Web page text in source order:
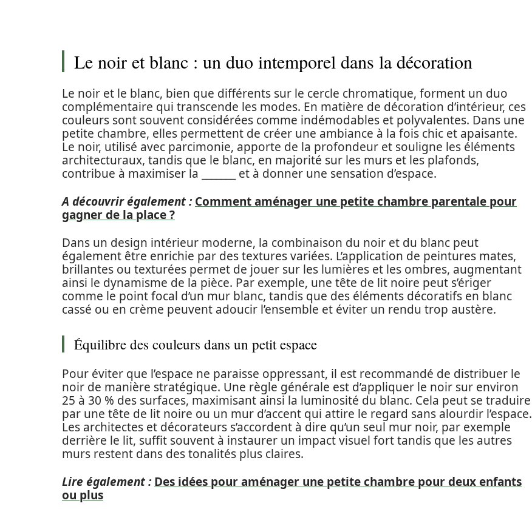
Le noir et blanc : un duo intemporel dans la décoration
Le noir et le blanc, bien que différents sur le cercle chromatique, forment un duo
complémentaire qui transcende les modes. En matière de décoration d’intérieur, ces
couleurs sont souvent considérées comme indémodables et polyvalentes. Dans une
petite chambre, elles permettent de créer une ambiance à la fois chic et apaisante.
Le noir, utilisé avec parcimonie, apporte de la profondeur et souligne les éléments
architecturaux, tandis que le blanc, en majorité sur les murs et les plafonds,
contribue à maximiser la _______ et à donner une sensation d’espace.
A découvrir également : Comment aménager une petite chambre parentale pour
gagner de la place ?
Dans un design intérieur moderne, la combinaison du noir et du blanc peut
également être enrichie par des textures variées. L’application de peintures mates,
brillantes ou texturées permet de jouer sur les lumières et les ombres, augmentant
ainsi le dynamisme de la pièce. Par exemple, une tête de lit noire peut s’ériger
comme le point focal d’un mur blanc, tandis que des éléments décoratifs en blanc
cassé ou en crème peuvent adoucir l’ensemble et éviter un rendu trop austère.
Équilibre des couleurs dans un petit espace
Pour éviter que l’espace ne paraisse oppressant, il est recommandé de distribuer le
noir de manière stratégique. Une règle générale est d’appliquer le noir sur environ
25 à 30 % des surfaces, maximisant ainsi la luminosité du blanc. Cela peut se traduire
par une tête de lit noire ou un mur d’accent qui attire le regard sans alourdir l’espace.
Les architectes et décorateurs s’accordent à dire qu’un seul mur noir, par exemple
derrière le lit, suffit souvent à instaurer un impact visuel fort tandis que les autres
murs restent dans des tonalités plus claires.
Lire également : Des idées pour aménager une petite chambre pour deux enfants
ou plus